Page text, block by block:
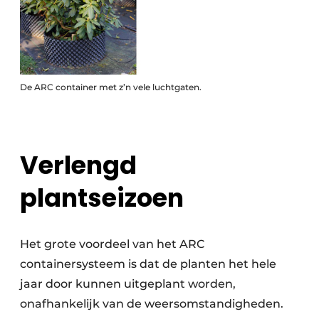
De ARC container met z’n vele luchtgaten.
Verlengd
plantseizoen
Het grote voordeel van het ARC
containersysteem is dat de planten het hele
jaar door kunnen uitgeplant worden,
onafhankelijk van de weersomstandigheden.